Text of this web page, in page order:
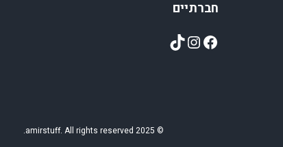
חברתיים
Facebook
Instagram
TikTok
© 2025 amirstuff. All rights reserved.